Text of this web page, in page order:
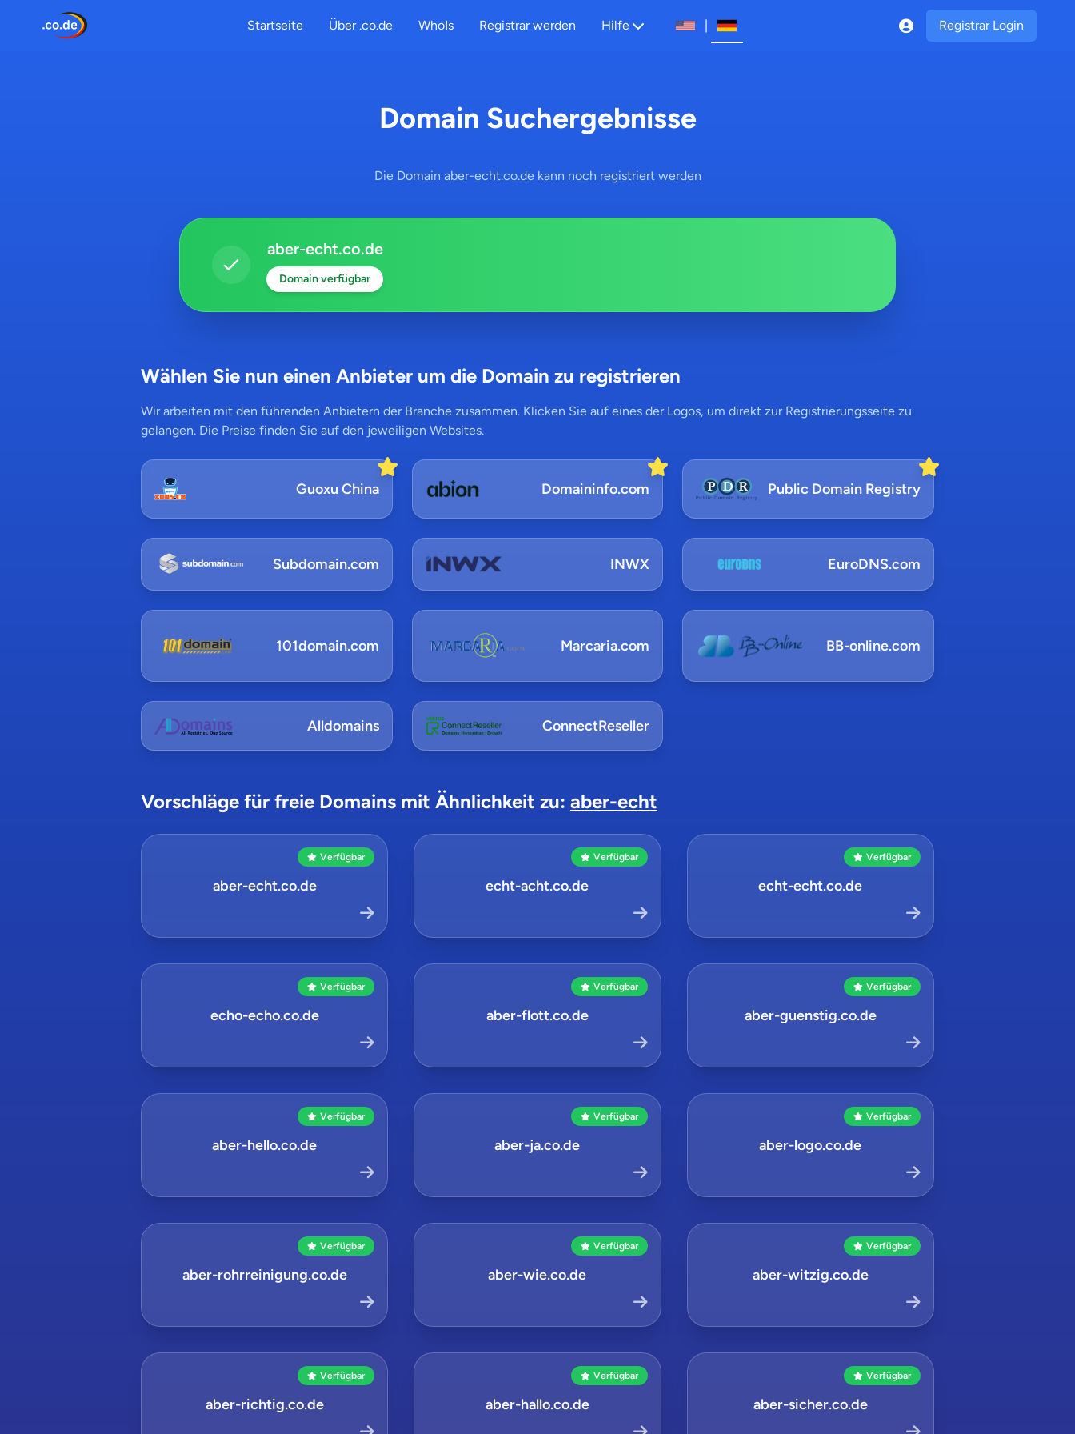
Startseite Über .co.de WhoIs Registrar werden Hilfe | Registrar Login
Domain Suchergebnisse
Die Domain aber-echt.co.de kann noch registriert werden
aber-echt.co.de
Domain verfügbar
Wählen Sie nun einen Anbieter um die Domain zu registrieren
Wir arbeiten mit den führenden Anbietern der Branche zusammen. Klicken Sie auf eines der Logos, um direkt zur Registrierungsseite zu
gelangen. Die Preise finden Sie auf den jeweiligen Websites.
Guoxu China Domaininfo.com Public Domain Registry
Subdomain.com INWX EuroDNS.com
101domain.com Marcaria.com BB-online.com
Alldomains ConnectReseller
Vorschläge für freie Domains mit Ähnlichkeit zu: aber-echt
Verfügbar
aber-echt.co.de
Verfügbar
echt-acht.co.de
Verfügbar
echt-echt.co.de
Verfügbar
echo-echo.co.de
Verfügbar
aber-flott.co.de
Verfügbar
aber-guenstig.co.de
Verfügbar
aber-hello.co.de
Verfügbar
aber-ja.co.de
Verfügbar
aber-logo.co.de
Verfügbar
aber-rohrreinigung.co.de
Verfügbar
aber-wie.co.de
Verfügbar
aber-witzig.co.de
Verfügbar
aber-richtig.co.de
Verfügbar
aber-hallo.co.de
Verfügbar
aber-sicher.co.de